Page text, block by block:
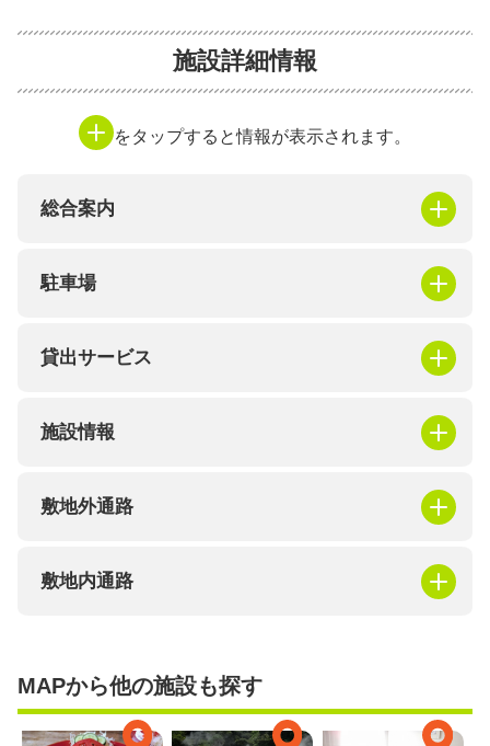
施設詳細情報
をタップすると情報が表示されます。
総合案内
駐車場
貸出サービス
施設情報
敷地外通路
敷地内通路
MAPから他の施設も探す